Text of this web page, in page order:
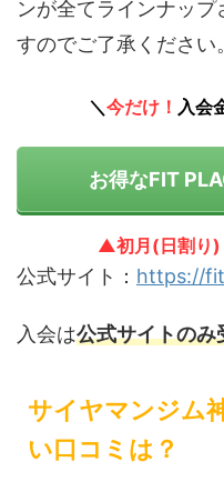
ンが全てラインナッ
すのでご了承ください。
＼今だけ！ 入会
お得なFIT
▲初月(日割り)
公式サイト： https://
入会は公式サイトのみ
サイヤマンジム
い口コミは？